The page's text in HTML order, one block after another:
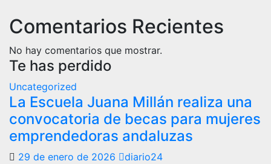
Comentarios Recientes
No hay comentarios que mostrar.
Te has perdido
Uncategorized
La Escuela Juana Millán realiza una
convocatoria de becas para mujeres
emprendedoras andaluzas
29 de enero de 2026
diario24